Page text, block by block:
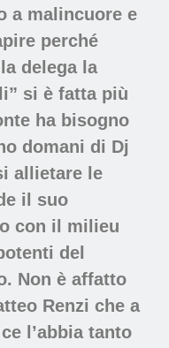
a malincuore e
perché
delega la
si è fatta più
ha bisogno
domani di Dj
allietare le
il suo
con il milieu
del
Non è affatto
Renzi che a
l’abbia tanto